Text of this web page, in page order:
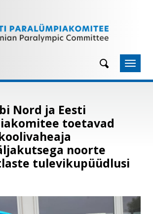

Nord ja Eesti
toetavad
noorte
tulevikupüüdlusi